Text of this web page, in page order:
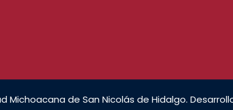
Michoacana de San Nicolás de Hidalgo.